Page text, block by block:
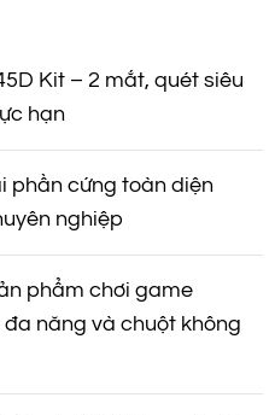
Kit – 2 mắt, quét siêu
hạn
phần cứng toàn diện
nghiệp
phẩm chơi game
năng và chuột không